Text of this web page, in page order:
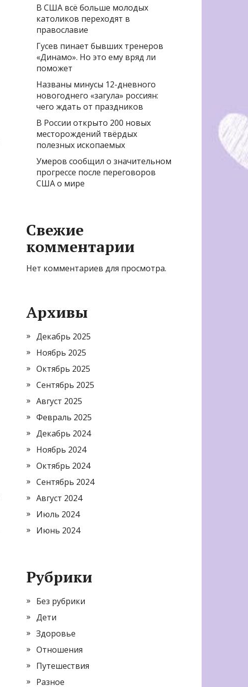
В США всё больше молодых
католиков переходят в
православие
Гусев пинает бывших тренеров
«Динамо». Но это ему вряд ли
поможет
Названы минусы 12-дневного
новогоднего «загула» россиян:
чего ждать от праздников
В России открыто 200 новых
месторождений твёрдых
полезных ископаемых
Умеров сообщил о значительном
прогрессе после переговоров
США о мире
Свежие
комментарии
Нет комментариев для просмотра.
Архивы
Декабрь 2025
Ноябрь 2025
Октябрь 2025
Сентябрь 2025
Август 2025
Февраль 2025
Декабрь 2024
Ноябрь 2024
Октябрь 2024
Сентябрь 2024
Август 2024
Июль 2024
Июнь 2024
Рубрики
Без рубрики
Дети
Здоровье
Отношения
Путешествия
Разное